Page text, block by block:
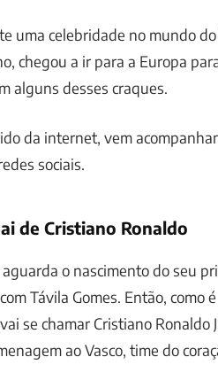
uma celebridade no mundo
chegou a ir para a Europa
alguns desses craques.
da internet, vem
sociais.
de Cristiano Ronaldo
o nascimento do seu
Távila Gomes. Então, como
se chamar Cristiano Ronaldo
ao Vasco, time do